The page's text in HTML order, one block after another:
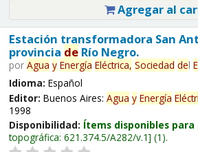
Agregar al
Estación transformadora San
provincia deRío Negro.
por Agua y Energía Eléctrica, Sociedad del
Idioma: Español
Editor: Buenos Aires: Agua y Energía
1998
Disponibilidad: Ítems disponibles
topográfica: 621.374.5/A282/v.1 (1).